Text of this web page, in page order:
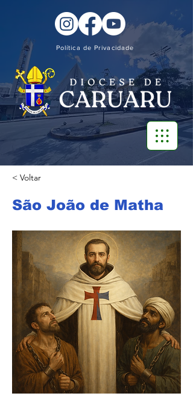
Política de Privacidade
< Voltar
São João de Matha